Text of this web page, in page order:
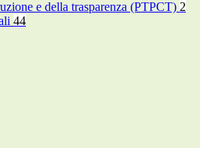
e della trasparenza (PTPCT) 2
44